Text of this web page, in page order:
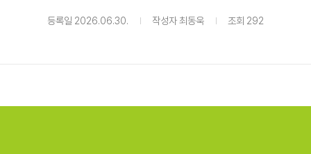
등록일 2026.06.30. 작성자 최동욱 조회 292